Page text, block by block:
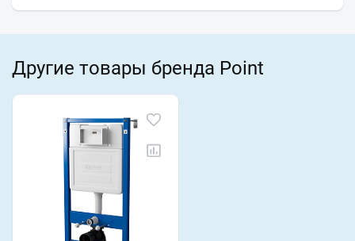
Другие товары бренда Point